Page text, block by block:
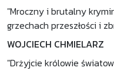
"Mroczny i brutalny
grzechach przeszłości i
WOJCIECH CHMIELARZ
"Drżyjcie królowie